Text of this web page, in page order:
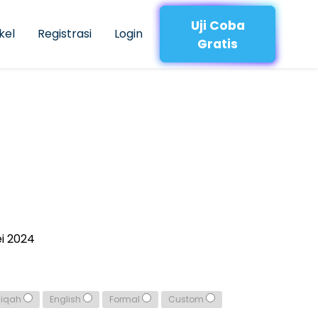
Registrasi Login
Uji Coba
Gratis
2024
English Formal Custom